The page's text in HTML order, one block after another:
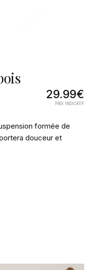
29.99€
PRIX INDICATIF
formée de
douceur et